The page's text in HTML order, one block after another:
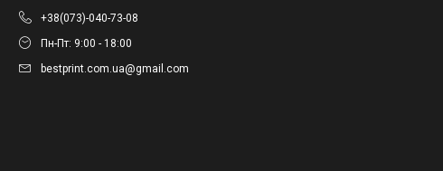
+38(073)-040-73-08
Пн-Пт: 9:00 - 18:00
bestprint.com.ua@gmail.com